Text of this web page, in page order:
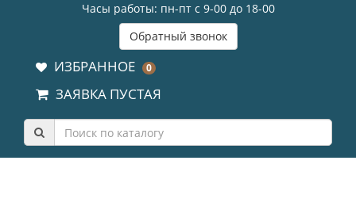
Часы работы: пн-пт с 9-00 до 18-00
Обратный звонок
ИЗБРАННОЕ 0
ЗАЯВКА ПУСТАЯ